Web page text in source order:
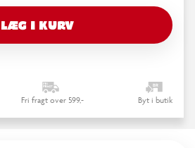
LÆG I KURV
Fri fragt over 599,- Byt i butik